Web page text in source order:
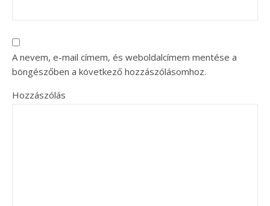
A nevem, e-mail címem, és weboldalcímem mentése a
böngészőben a következő hozzászólásomhoz.
Hozzászólás